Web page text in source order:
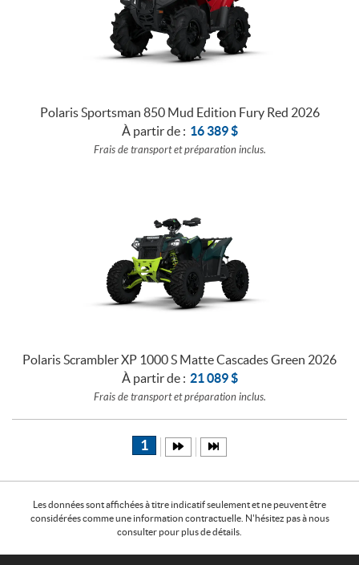
Polaris Sportsman 850 Mud Edition Fury Red 2026
À partir de : 16 389$
Frais de transport et préparation inclus.
Polaris Scrambler XP 1000 S Matte Cascades Green 2026
À partir de : 21 089$
Frais de transport et préparation inclus.
1
Les données sont affichées à titre indicatif seulement et ne peuvent être
considérées comme une information contractuelle. N'hésitez pas à nous
consulter pour plus de détails.